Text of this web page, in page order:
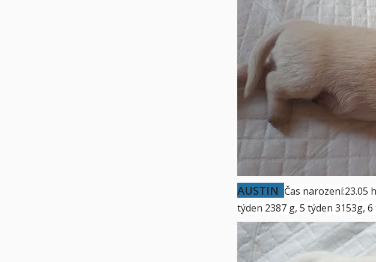
AUSTIN Čas narození:23.05
týden 2387 g, 5 týden 3153g,